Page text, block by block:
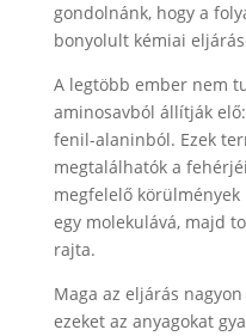
gondolnánk, hogy a
bonyolult kémiai
A legtöbb ember nem
aminosavból állítják
fenil-alaninból. Ezek
megtalálhatók a
megfelelő körülmények
egy molekulává, majd
rajta.
Maga az eljárás
ezeket az anyagokat